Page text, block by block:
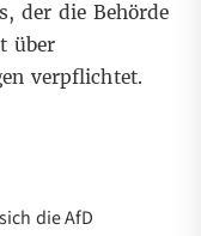
der die Behörde
über
verpflichtet.
die AfD